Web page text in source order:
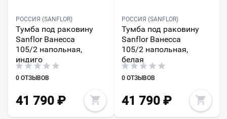
РОССИЯ (SANFLOR)
Тумба под раковину
Sanflor Ванесса
105/2 напольная,
индиго
0 ОТЗЫВОВ
41 790 ₽
РОССИЯ (SANFLOR)
Тумба под раковину
Sanflor Ванесса
105/2 напольная,
белая
0 ОТЗЫВОВ
41 790₽